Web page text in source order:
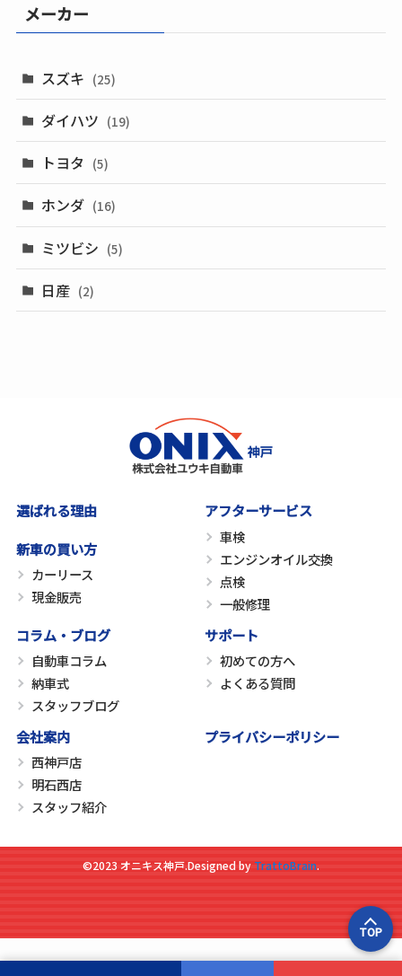
メーカー
スズキ (25)
ダイハツ (19)
トヨタ (5)
ホンダ (16)
ミツビシ (5)
日産 (2)
選ばれる理由
新車の買い方
カーリース
現金販売
アフターサービス
車検
エンジンオイル交換
点検
一般修理
コラム・ブログ
自動車コラム
納車式
スタッフブログ
サポート
初めての方へ
よくある質問
会社案内
西神戸店
明石西店
スタッフ紹介
プライバシーポリシー
©2023 オニキス神戸.Designed by TrattoBrain.
TOP